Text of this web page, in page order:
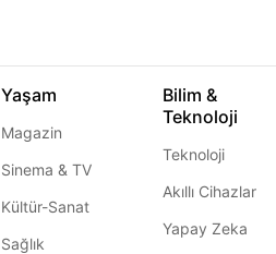
Yaşam
Magazin
Sinema & TV
Kültür-Sanat
Sağlık
Bilim &
Teknoloji
Teknoloji
Akıllı Cihazlar
Yapay Zeka